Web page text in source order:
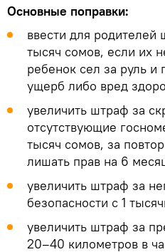
Основные поправки:
ввести для
тысяч сомов, если их
ребенок сел за руль
ущерб либо вред
увеличить штраф за
отсутствующие
тысяч сомов, за
лишать прав на 6
увеличить штраф за
безопасности с 1
увеличить штраф за
20–40 километров в